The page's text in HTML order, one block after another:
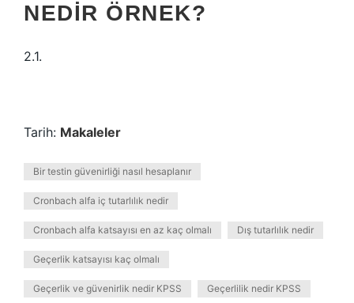
NEDIR ÖRNEK?
2.1.
Tarih: Makaleler
Bir testin güvenirliği nasıl hesaplanır
Cronbach alfa iç tutarlılık nedir
Cronbach alfa katsayısı en az kaç olmalı Dış tutarlılık nedir
Geçerlik katsayısı kaç olmalı
Geçerlik ve güvenirlik nedir KPSS Geçerlilik nedir KPSS